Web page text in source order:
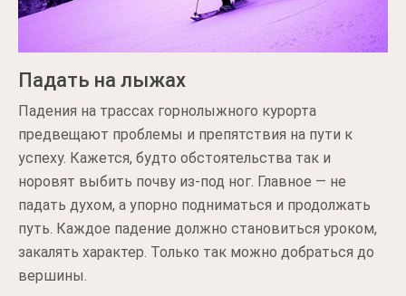
Падать на лыжах
Падения на трассах горнолыжного курорта
предвещают проблемы и препятствия на пути к
успеху. Кажется, будто обстоятельства так и
норовят выбить почву из-под ног. Главное — не
падать духом, а упорно подниматься и продолжать
путь. Каждое падение должно становиться уроком,
закалять характер. Только так можно добраться до
вершины.